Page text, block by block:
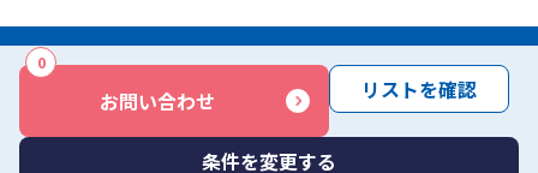
お問い合わせ
0
リストを確認
条件を変更する
サイトマップ 免責事項 サービス利用規約
商標について反社会勢力に対する基本方針 お問い合わせ
Copyright © Yayoi Co., Ltd. All rights reserved.